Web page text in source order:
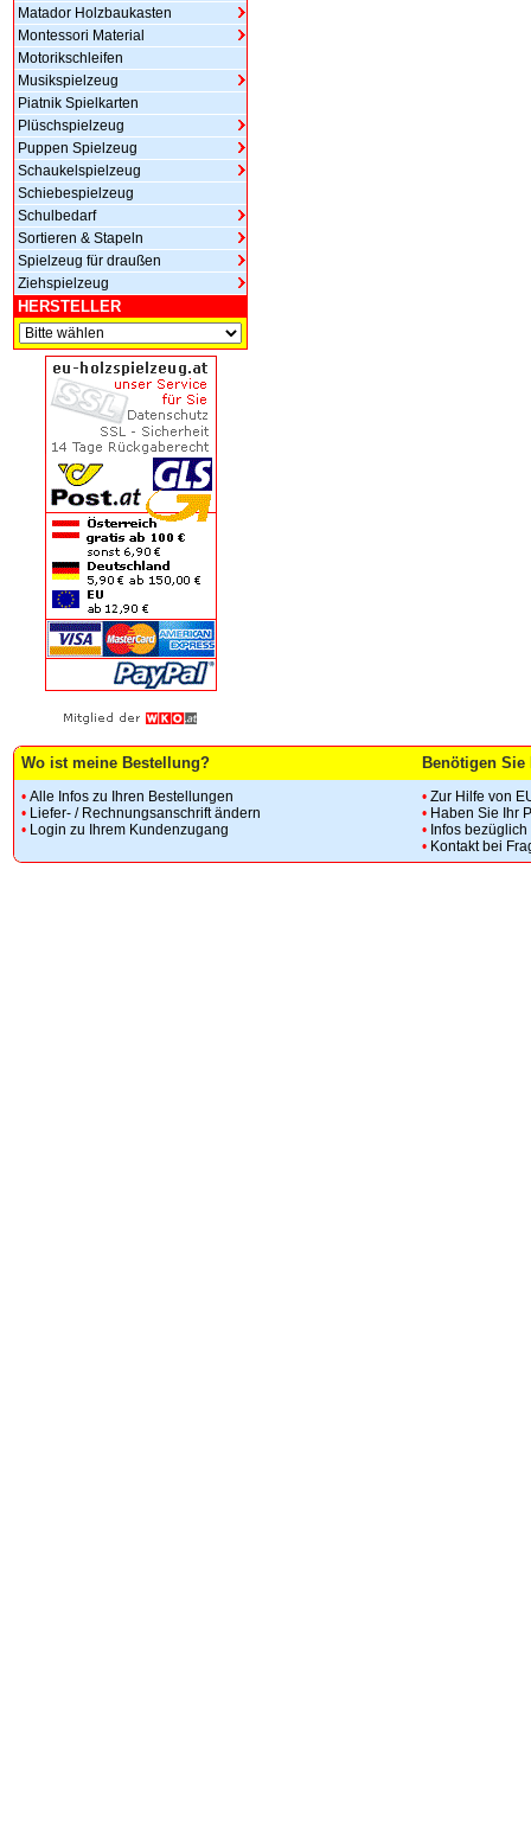
Matador Holzbaukasten
Montessori Material
Motorikschleifen
Musikspielzeug
Piatnik Spielkarten
Plüschspielzeug
Puppen Spielzeug
Schaukelspielzeug
Schiebespielzeug
Schulbedarf
Sortieren & Stapeln
Spielzeug für draußen
Ziehspielzeug
HERSTELLER
Wo ist meine Bestellung? Benötigen Sie
• Alle Infos zu Ihren Bestellungen
• Liefer- / Rechnungsanschrift ändern
• Login zu Ihrem Kundenzugang
• Zur Hilfe von
• Haben Sie Ihr
• Infos
• Kontakt bei